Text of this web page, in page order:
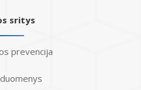
sritys
prevencija